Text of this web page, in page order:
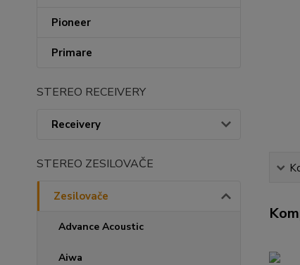
Pioneer
Primare
STEREO RECEIVERY
Receivery
STEREO ZESILOVAČE
Zesilovače
Advance Acoustic
Aiwa